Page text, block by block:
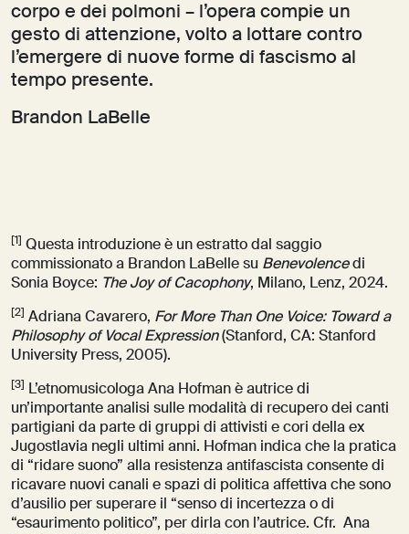
corpo e dei polmoni – l’opera compie un
gesto di attenzione, volto a lottare contro
l’emergere di nuove forme di fascismo al
tempo presente.
Brandon LaBelle
[1]
Questa introduzione è un estratto dal saggio
commissionato a Brandon LaBelle su Benevolencedi
Sonia Boyce: The Joy of Cacophony, Milano, Lenz, 2024.
[2] Adriana Cavarero, For More Than One Voice: Toward a
Philosophy of Vocal Expression(Stanford, CA: Stanford
University Press, 2005).
[3]
L’etnomusicologa Ana Hofman è autrice di
un’importante analisi sulle modalità di recupero dei canti
partigiani da parte di gruppi di attivisti e cori della ex
Jugostlavia negli ultimi anni. Hofman indica che la pratica
di “ridare suono” alla resistenza antifascista consente di
ricavare nuovi canali e spazi di politica affettiva che sono
d’ausilio per superare il “senso di incertezza o di
“esaurimento politico”, per dirla con l’autrice. Cfr. Ana